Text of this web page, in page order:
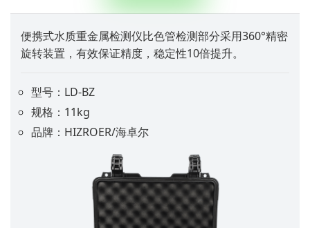
便携式水质重金属检测仪比色管检测部分采用360°精密
旋转装置，有效保证精度，稳定性10倍提升。
型号：LD-BZ
规格：11kg
品牌：HIZROER/海卓尔